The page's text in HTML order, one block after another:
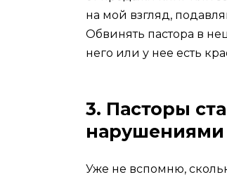
на мой взгляд,
Обвинять пастора в
него или у нее есть
3. Пасторы
нарушениями
Уже не вспомню,